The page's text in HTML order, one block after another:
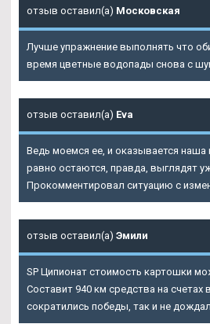
отзыв оставил(а) Московская
Лучше упражнение выполнять что
время цветные водопады снова с
отзыв оставил(а) Eva
Ведь моемся ее, и оказывается наша
равно остаются, правда, выглядят
Прокомментировал ситуацию с
отзыв оставил(а) Эмили
SP Ципионат стоимость картошки
Составит 940 км средства на счетах
сократились победы, так и не